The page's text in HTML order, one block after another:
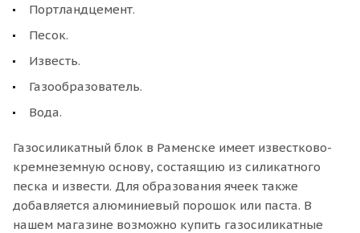
Портландцемент.
Песок.
Известь.
Газообразователь.
Вода.
Газосиликатный блок в Раменске имеет известково-
кремнеземную основу, состаящию из силикатного
песка и извести. Для образования ячеек также
добавляется алюминиевый порошок или паста. В
нашем магазине возможно купить газосиликатные